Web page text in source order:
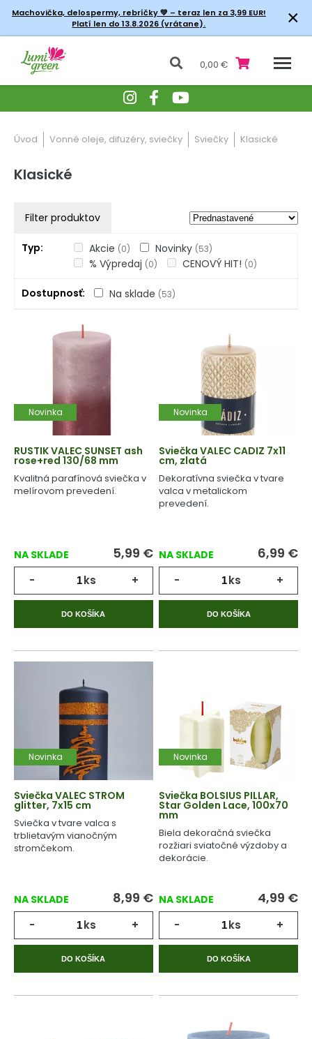
Machovička, delospermy, rebríčky💚 – teraz len za 3,99 EUR!
Platí len do 13.8.2026 (vrátane).
×
0,00 €
Úvod Vonné oleje, difuzéry, sviečky Sviečky Klasické
Klasické
Filter produktov
Typ Akcie (0) Novinky (53)
% Výpredaj (0) CENOVÝ HIT! (0)
Dostupnosť Na sklade (53)
Novinka
RUSTIK VALEC SUNSET ash
rose+red 130/68 mm
Kvalitná parafínová sviečka v
melírovom prevedení.
NA SKLADE 5,99 €
- ks +
DO KOŠÍKA
Novinka
Sviečka VALEC CADIZ 7x11
cm, zlatá
Dekoratívna sviečka v tvare
valca v metalickom
prevedení.
NA SKLADE 6,99 €
- ks +
DO KOŠÍKA
Novinka
Sviečka VALEC STROM
glitter, 7x15 cm
Sviečka v tvare valca s
trblietavým vianočným
stromčekom.
NA SKLADE 8,99 €
- ks +
DO KOŠÍKA
Novinka
Sviečka BOLSIUS PILLAR,
Star Golden Lace, 100x70
mm
Biela dekoračná sviečka
rozžiari sviatočné výzdoby a
dekorácie.
NA SKLADE 4,99 €
- ks +
DO KOŠÍKA